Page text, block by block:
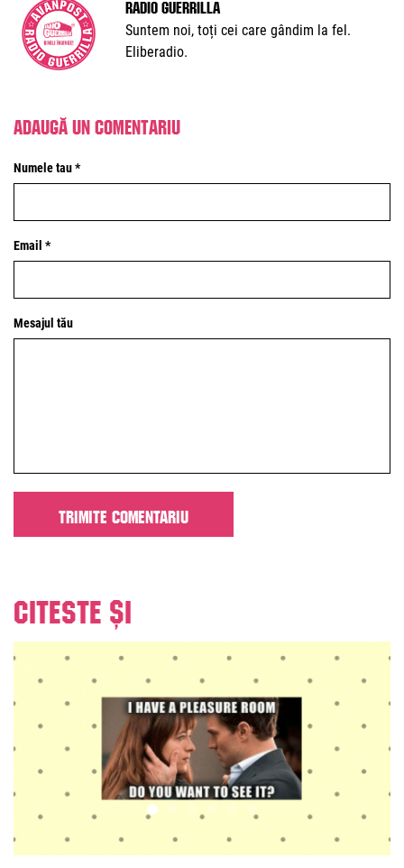
Radio Guerrilla
Suntem noi, toți cei care gândim la fel.
Eliberadio.
Adaugă un comentariu
Numele tau *
Email *
Mesajul tău
Citeste și